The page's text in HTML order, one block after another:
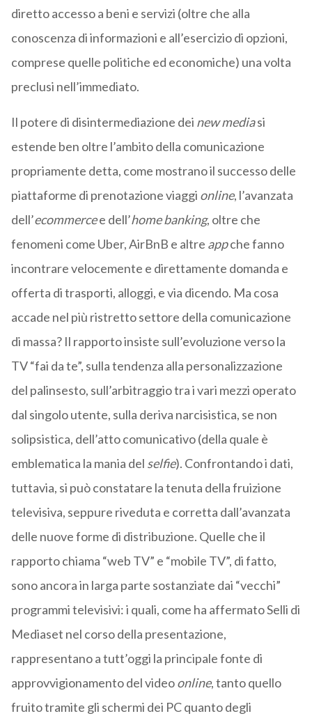
diretto accesso a beni e servizi (oltre che alla
conoscenza di informazioni e all’esercizio di opzioni,
comprese quelle politiche ed economiche) una volta
preclusi nell’immediato.
Il potere di disintermediazione dei new mediasi
estende ben oltre l’ambito della comunicazione
propriamente detta, come mostrano il successo delle
piattaforme di prenotazione viaggi online, l’avanzata
dell’ecommercee dell’home banking, oltre che
fenomeni come Uber, AirBnB e altre appche fanno
incontrare velocemente e direttamente domanda e
offerta di trasporti, alloggi, e via dicendo. Ma cosa
accade nel più ristretto settore della comunicazione
di massa? Il rapporto insiste sull’evoluzione verso la
TV “fai da te”, sulla tendenza alla personalizzazione
del palinsesto, sull’arbitraggio tra i vari mezzi operato
dal singolo utente, sulla deriva narcisistica, se non
solipsistica, dell’atto comunicativo (della quale è
emblematica la mania del selfie). Confrontando i dati,
tuttavia, si può constatare la tenuta della fruizione
televisiva, seppure riveduta e corretta dall’avanzata
delle nuove forme di distribuzione. Quelle che il
rapporto chiama “web TV” e “mobile TV”, di fatto,
sono ancora in larga parte sostanziate dai “vecchi”
programmi televisivi: i quali, come ha affermato Selli di
Mediaset nel corso della presentazione,
rappresentano a tutt’oggi la principale fonte di
approvvigionamento del videoonline, tanto quello
fruito tramite gli schermi dei PC quanto degli